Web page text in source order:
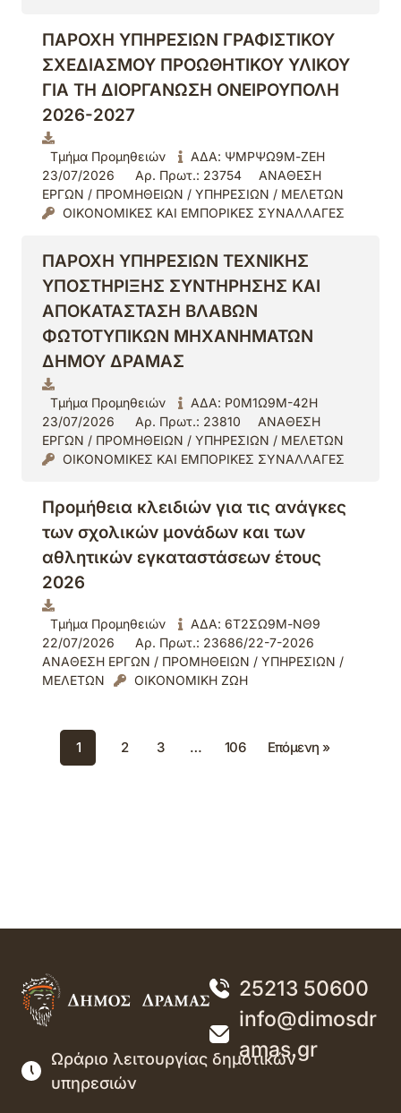
ΠΑΡΟΧΗ ΥΠΗΡΕΣΙΩΝ ΓΡΑΦΙΣΤΙΚΟΥ
ΣΧΕΔΙΑΣΜΟΥ ΠΡΟΩΘΗΤΙΚΟΥ ΥΛΙΚΟΥ
ΓΙΑ ΤΗ ΔΙΟΡΓΑΝΩΣΗ ΟΝΕΙΡΟΥΠΟΛΗ
2026-2027
Τμήμα Προμηθειών
ΑΔΑ: ΨΜΡΨΩ9Μ-ΖΕΗ
23/07/2026
Αρ. Πρωτ.: 23754
ΑΝΑΘΕΣΗ
ΕΡΓΩΝ / ΠΡΟΜΗΘΕΙΩΝ / ΥΠΗΡΕΣΙΩΝ / ΜΕΛΕΤΩΝ
ΟΙΚΟΝΟΜΙΚΕΣ ΚΑΙ ΕΜΠΟΡΙΚΕΣ ΣΥΝΑΛΛΑΓΕΣ
ΠΑΡΟΧΗ ΥΠΗΡΕΣΙΩΝ ΤΕΧΝΙΚΗΣ
ΥΠΟΣΤΗΡΙΞΗΣ ΣΥΝΤΗΡΗΣΗΣ ΚΑΙ
ΑΠΟΚΑΤΑΣΤΑΣΗ ΒΛΑΒΩΝ
ΦΩΤΟΤΥΠΙΚΩΝ ΜΗΧΑΝΗΜΑΤΩΝ
ΔΗΜΟΥ ΔΡΑΜΑΣ
Τμήμα Προμηθειών
ΑΔΑ: Ρ0Μ1Ω9Μ-42Η
23/07/2026
Αρ. Πρωτ.: 23810
ΑΝΑΘΕΣΗ
ΕΡΓΩΝ / ΠΡΟΜΗΘΕΙΩΝ / ΥΠΗΡΕΣΙΩΝ / ΜΕΛΕΤΩΝ
ΟΙΚΟΝΟΜΙΚΕΣ ΚΑΙ ΕΜΠΟΡΙΚΕΣ ΣΥΝΑΛΛΑΓΕΣ
Προμήθεια κλειδιών για τις ανάγκες
των σχολικών μονάδων και των
αθλητικών εγκαταστάσεων έτους
2026
Τμήμα Προμηθειών
ΑΔΑ: 6Τ2ΣΩ9Μ-ΝΘ9
22/07/2026
Αρ. Πρωτ.: 23686/22-7-2026
ΑΝΑΘΕΣΗ ΕΡΓΩΝ / ΠΡΟΜΗΘΕΙΩΝ / ΥΠΗΡΕΣΙΩΝ /
ΜΕΛΕΤΩΝ
ΟΙΚΟΝΟΜΙΚΗ ΖΩΗ
1 2 3 … 106 Επόμενη »
25213 50600
info@dimosdr
amas.gr
Ωράριο λειτουργίας δημοτικών
υπηρεσιών